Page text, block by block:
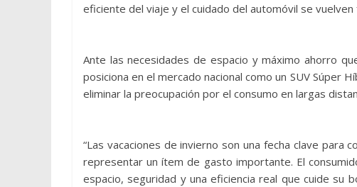
eficiente del viaje y el cuidado del automóvil se
Ante las necesidades de espacio y máximo ahorro
posiciona en el mercado nacional como un SUV Súper
eliminar la preocupación por el consumo en largas
“Las vacaciones de invierno son una fecha clave
representar un ítem de gasto importante. El
espacio, seguridad y una eficiencia real que cuide su